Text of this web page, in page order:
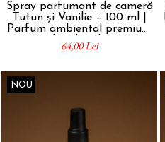
Spray parfumant de cameră
Tutun și Vanilie – 100 ml |
Parfum ambiental premium
handmade
64,00 Lei
NOU